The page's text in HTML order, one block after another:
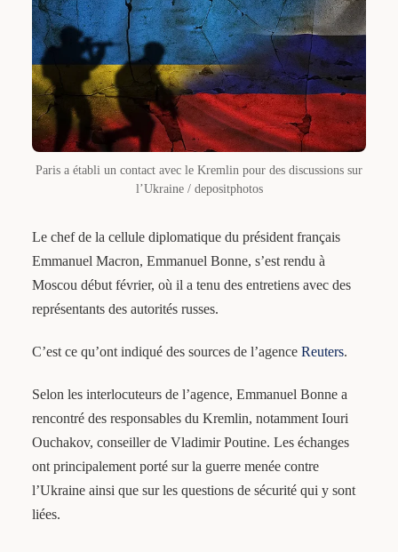
Paris a établi un contact avec le Kremlin pour des discussions sur
l’Ukraine / depositphotos
Le chef de la cellule diplomatique du président français
Emmanuel Macron, Emmanuel Bonne, s’est rendu à
Moscou début février, où il a tenu des entretiens avec des
représentants des autorités russes.
C’est ce qu’ont indiqué des sources de l’agence Reuters.
Selon les interlocuteurs de l’agence, Emmanuel Bonne a
rencontré des responsables du Kremlin, notamment Iouri
Ouchakov, conseiller de Vladimir Poutine. Les échanges
ont principalement porté sur la guerre menée contre
l’Ukraine ainsi que sur les questions de sécurité qui y sont
liées.